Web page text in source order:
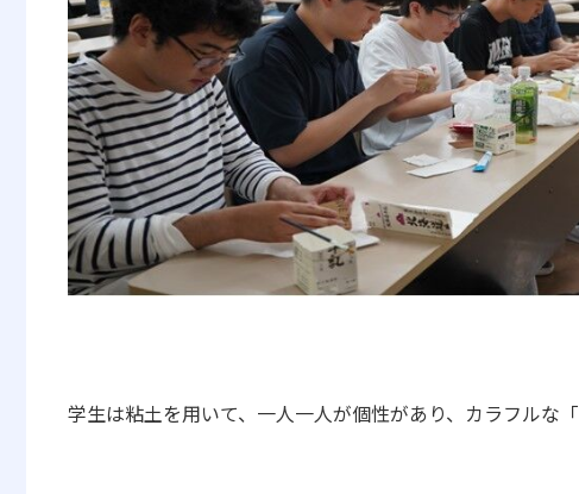
学生は粘土を用いて、一人一人が個性があり、カラフルな「